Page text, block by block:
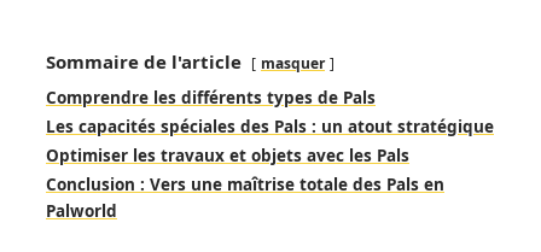
Sommaire de l'article masquer
Comprendre les différents types de Pals
Les capacités spéciales des Pals : un atout stratégique
Optimiser les travaux et objets avec les Pals
Conclusion : Vers une maîtrise totale des Pals en
Palworld